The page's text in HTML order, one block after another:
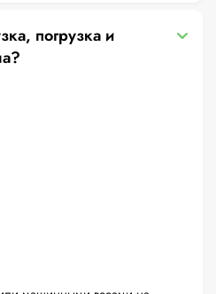
погрузка и